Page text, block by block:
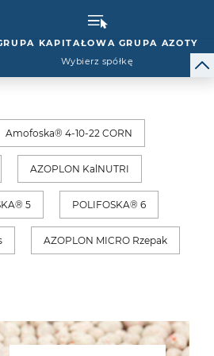
KAPITAŁOWA GRUPA AZOTY
Wybierz spółkę
Amofoska® 4-10-22 CORN
AZOPLON KalNUTRI
5 POLIFOSKA® 6
AZOPLON MICRO Rzepak